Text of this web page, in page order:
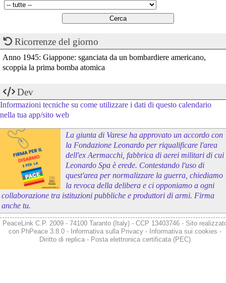
Ricorrenze del giorno
Anno 1945: Giappone: sganciata da un bombardiere americano,
scoppia la prima bomba atomica
Dev
Informazioni tecniche su come utilizzare i dati di questo calendario
nella tua app/sito web
La giunta di Varese ha approvato un accordo con
la Fondazione Leonardo per riqualificare l'area
dell'ex Aermacchi, fabbrica di aerei militari di cui
Leonardo Spa è erede. Contestando l'uso di
quest'area per normalizzare la guerra, chiediamo
la revoca della delibera e ci opponiamo a ogni
collaborazione tra istituzioni pubbliche e produttori di armi. Firma
anche tu.
PeaceLink C.P. 2009 - 74100 Taranto (Italy) - CCP 13403746 - Sito
con PhPeace 3.8.0- Informativa sulla Privacy- Informativa sui cookies -
Diritto di replica- Posta elettronica certificata (PEC)